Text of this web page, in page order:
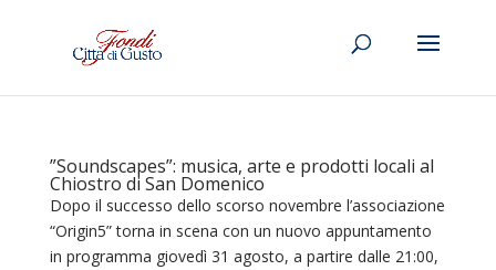
”Soundscapes”: musica, arte e prodotti locali al
Chiostro di San Domenico
Dopo il successo dello scorso novembre l’associazione
“Origin5” torna in scena con un nuovo appuntamento
in programma giovedì 31 agosto, a partire dalle 21:00,